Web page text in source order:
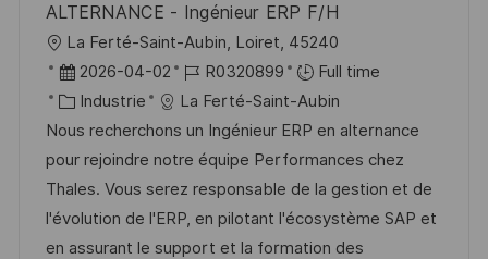
i
o
i
c
h
a
g
e
e
d
u
p
o
s
t
e
e
ALTERNANCE - Ingénieur ERP F/H
o
c
a
l
i
s
a
La Ferté-Saint-Aubin, Loiret, 45240
D
a
t
e
d
’
a
2026-04-02
R
é
f
é
r
e
n
R0320899
Full time
C
a
t
é
g
o
Industrie
La Ferté-Saint-Aubin
Nous recherchons un Ingénieur ERP en alternance
pour rejoindre notre équipe Performances chez
Thales. Vous serez responsable de la gestion et de
l'évolution de l'ERP, en pilotant l'écosystème SAP et
en assurant le support et la formation des